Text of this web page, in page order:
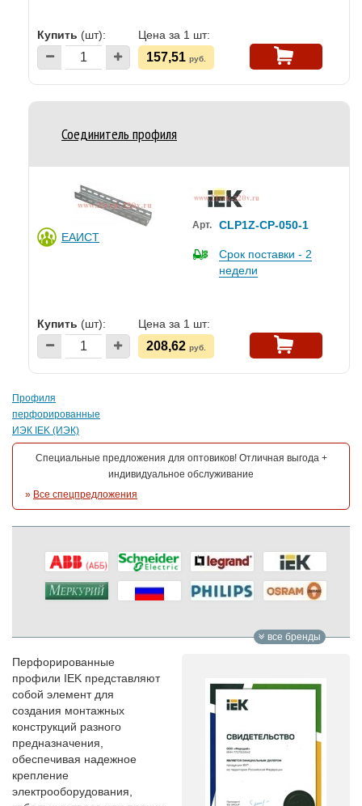
Купить (шт): Цена за 1 шт:
157,51 руб.
Соединитель профиля
ЕАИСТ
Арт. CLP1Z-CP-050-1
Срок поставки - 2
недели
Купить (шт): Цена за 1 шт:
208,62 руб.
Профиля
перфорированные
ИЭК IEK (ИЭК)
Специальные предложения для оптовиков! Отличная выгода +
индивидуальное обслуживание
» Все спецпредложения
все бренды
Перфорированные
профили IEK представляют
собой элемент для
создания монтажных
конструкций разного
предназначения,
обеспечивая надежное
крепление
электрооборудования,